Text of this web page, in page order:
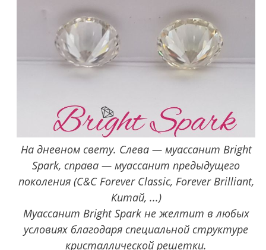
На дневном свету. Слева — муассанит Bright
Spark, справа — муассанит предыдущего
поколения (C&C Forever Classic, Forever Brilliant,
Китай, ...)
Муассанит Bright Spark не желтит в любых
условиях благодаря специальной структуре
кристаллической решетки.